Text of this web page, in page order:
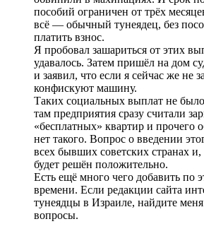
пособий ограничен от трёх
всё — обычный тунеядец, без
платить взнос.
Я пробовал зашариться от этих
удавалось. Затем пришёл на дом
и заявил, что если я сейчас же не
конфискуют машину.
Таких социальных выплат не
там предприятия сразу считали
«бесплатных» квартир и прочего
нет такого. Вопрос о введении
всех бывших советских странах
будет решён положительно.
Есть ещё много чего добавить по
времени. Если редакции сайта
тунеядцы в Израиле, найдите
вопросы.